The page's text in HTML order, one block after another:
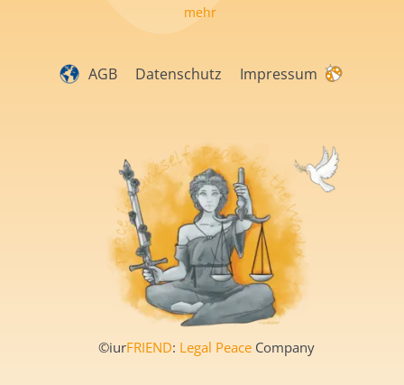
mehr
AGB Datenschutz Impressum
©iurFRIEND: Legal Peace Company